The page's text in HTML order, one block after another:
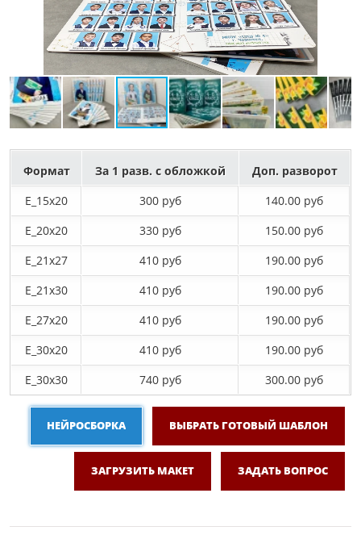
Формат За 1 разв. с обложкой
Доп. разворот
E_15х20
300 руб
140.00 руб
E_20х20
330 руб
150.00 руб
E_21х27
410 руб
190.00 руб
E_21х30
410 руб
190.00 руб
E_27x20
410 руб
190.00 руб
E_30x20
410 руб
190.00 руб
E_30х30
740 руб 300.00 руб
НЕЙРОСБОРКА ВЫБРАТЬ ГОТОВЫЙ ШАБЛОН
ЗАГРУЗИТЬ МАКЕТ ЗАДАТЬ ВОПРОС